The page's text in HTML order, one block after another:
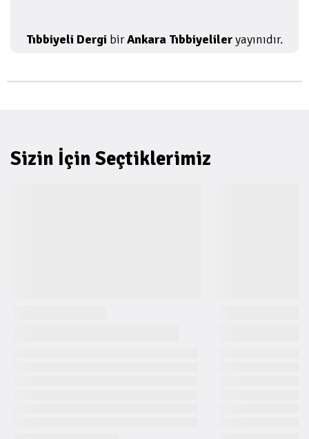
Tıbbiyeli Dergi birAnkara Tıbbiyelileryayınıdır.
Sizin İçin Seçtiklerimiz